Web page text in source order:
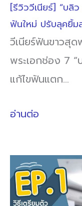
[รีวิววีเนียร์] “บลิ
ฟันใหม่ ปรับลุคยิ้ม
วีเนียร์ฟันขาวสุ
พระเอกช่อง 7
แก้ไขฟันแตก…
อ่านต่อ